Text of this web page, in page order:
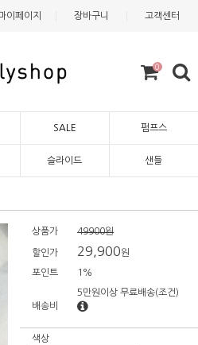
이페이지 장바구니 고객센터
0
SALE 펌프스
슬라이드 샌들
상품가 49900원
할인가 29,900원
포인트 1%
배송비
5만원이상 무료배송(조건)
색상